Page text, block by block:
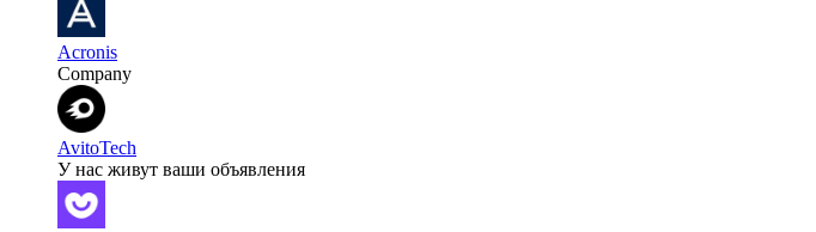
Acronis
Company
AvitoTech
У нас живут ваши объявления